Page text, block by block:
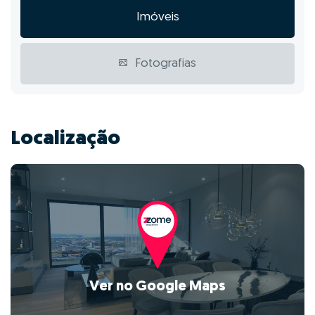
Imóveis
Fotografias
Localização
Ver no Google Maps